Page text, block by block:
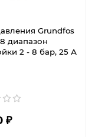
Grundfos
диапазон
2 - 8 бар, 25 А
₽